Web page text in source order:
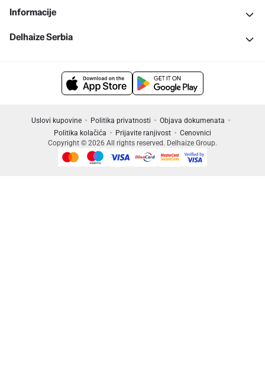
Informacije
Delhaize Serbia
Uslovi kupovine Politika privatnosti
Objava dokumenata
Politika kolačića
Prijavite ranjivost
Cenovnici
Copyright © 2026 All rights reserved. Delhaize Group.